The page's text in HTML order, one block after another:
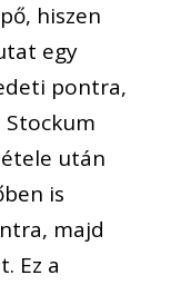
hiszen
egy
pontra,
Stockum
után
is
majd
Ez a